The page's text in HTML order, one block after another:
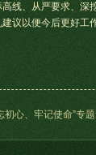
线、从严要求、深
议以便今后更好工作
初心、牢记使命”专